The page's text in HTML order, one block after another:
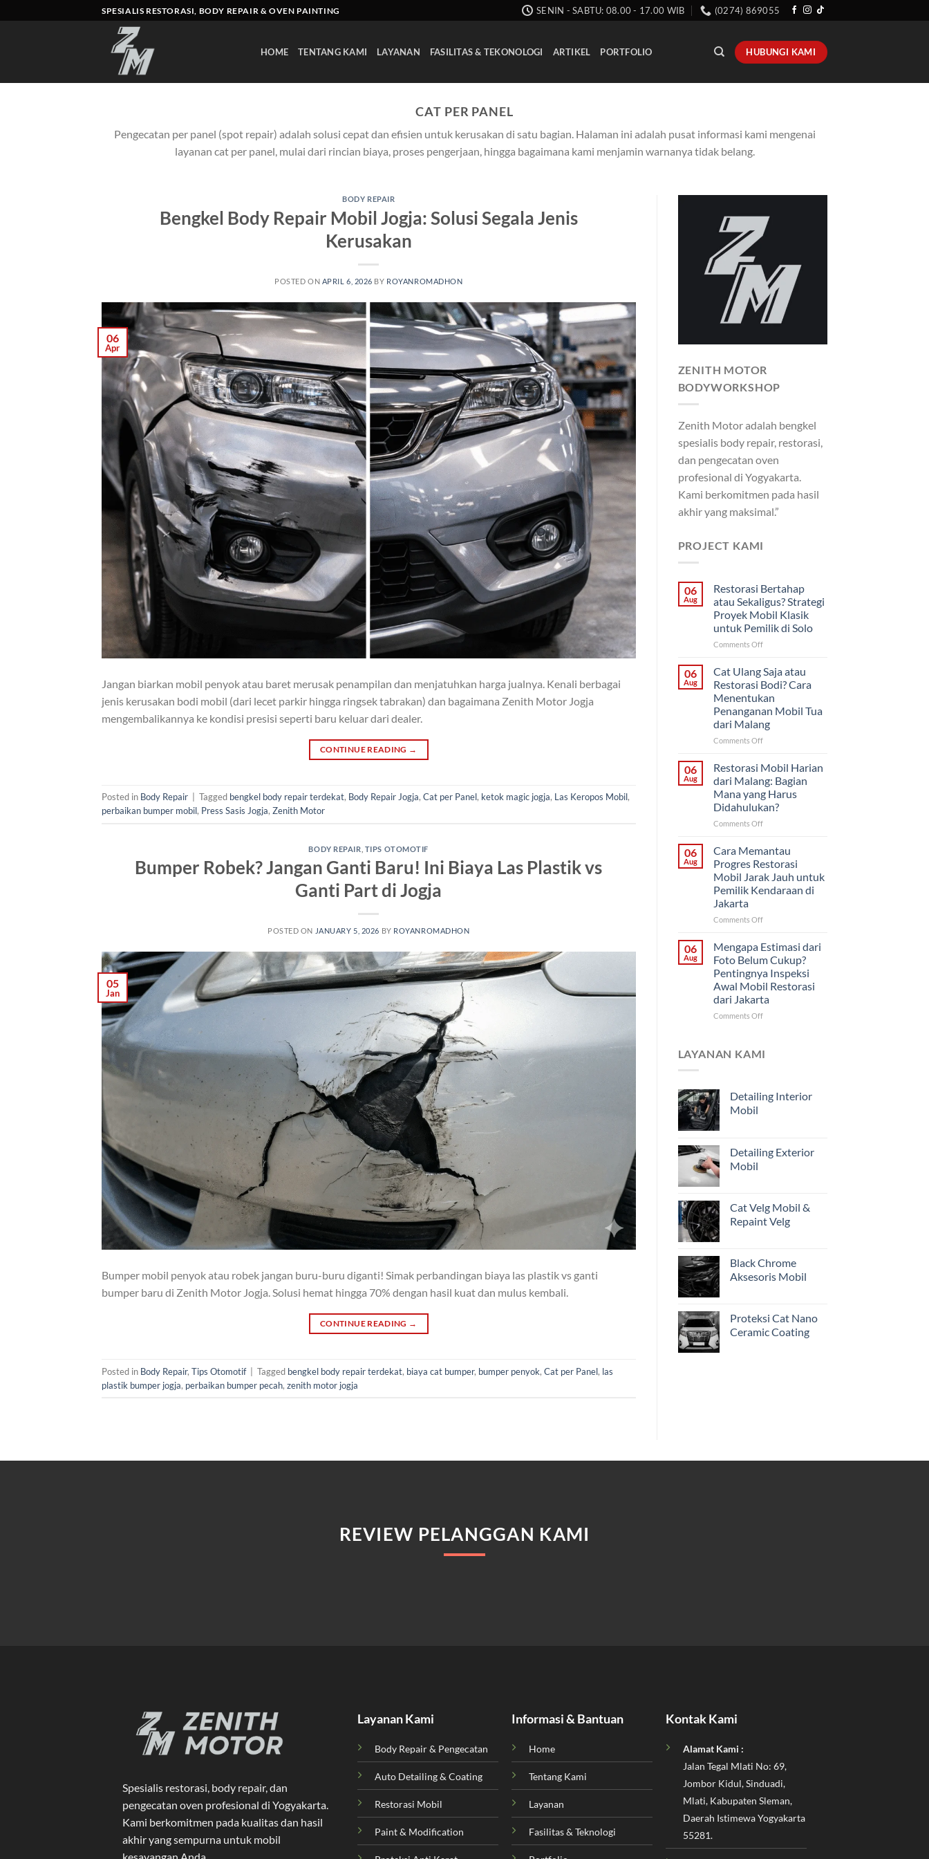
to
SPESIALIS RESTORASI, BODY REPAIR & OVEN PAINTING SENIN - SABTU: 08.00 - 17.00 WIB (0274) 869055
HOME TENTANG KAMI LAYANAN FASILITAS & TEKONOLOGI ARTIKEL PORTFOLIO HUBUNGI KAMI
CAT PER PANEL
Pengecatan per panel (spot repair) adalah solusi cepat dan efisien untuk kerusakan di satu bagian. Halaman ini adalah pusat informasi kami mengenai
layanan cat per panel, mulai dari rincian biaya, proses pengerjaan, hingga bagaimana kami menjamin warnanya tidak belang.
BODY REPAIR
Bengkel Body Repair Mobil Jogja: Solusi Segala Jenis
Kerusakan
POSTED ON APRIL 6, 2026 BY ROYANROMADHON
06
Apr
Jangan biarkan mobil penyok atau baret merusak penampilan dan menjatuhkan harga jualnya. Kenali berbagai
jenis kerusakan bodi mobil (dari lecet parkir hingga ringsek tabrakan) dan bagaimana Zenith Motor Jogja
mengembalikannya ke kondisi presisi seperti baru keluar dari dealer.
CONTINUE READING →
Posted in Body Repair Tagged bengkel body repair terdekat, Body Repair Jogja, Cat per Panel, ketok magic jogja, Las Keropos Mobil,
perbaikan bumper mobil, Press Sasis Jogja, Zenith Motor
BODY REPAIR TIPS OTOMOTIF
Bumper Robek? Jangan Ganti Baru! Ini Biaya Las Plastik vs
Ganti Part di Jogja
POSTED ON JANUARY 5, 2026 BY ROYANROMADHON
05
Jan
Bumper mobil penyok atau robek jangan buru-buru diganti! Simak perbandingan biaya las plastik vs ganti
bumper baru di Zenith Motor Jogja. Solusi hemat hingga 70% dengan hasil kuat dan mulus kembali.
CONTINUE READING →
Posted in Body Repair, Tips Otomotif | Tagged bengkel body repair terdekat, biaya cat bumper, bumper penyok, Cat per Panel, las
plastik bumper jogja, perbaikan bumper pecah, zenith motor jogja
ZENITH MOTOR
BODYWORKSHOP
Zenith Motor adalah bengkel
spesialis body repair, restorasi,
dan pengecatan oven
profesional di Yogyakarta.
Kami berkomitmen pada hasil
akhir yang maksimal.”
PROJECT KAMI
06
Aug
Restorasi Bertahap
atau Sekaligus? Strategi
Proyek Mobil Klasik
untuk Pemilik di Solo
Comments Offon
Bertahap
atau
Sekaligus?
Strategi
Proyek
Mobil
Klasik
di
Solo
06
Aug
Cat Ulang Saja atau
Restorasi Bodi? Cara
Menentukan
Penanganan Mobil Tua
dari Malang
Comments Offon
Ulang
Saja
atau
Restorasi
Bodi?
Cara
Mobil
Tua
dari
Malang
06
Aug
Restorasi Mobil Harian
dari Malang: Bagian
Mana yang Harus
Didahulukan?
Comments Offon
Mobil
Harian
dari
Malang:
Bagian
yang
06
Aug
Cara Memantau
Progres Restorasi
Mobil Jarak Jauh untuk
Pemilik Kendaraan di
Jakarta
Comments Offon
Memantau
Progres
Restorasi
Mobil
Jarak
Jauh
untuk
Jakarta
06
Aug
Mengapa Estimasi dari
Foto Belum Cukup?
Pentingnya Inspeksi
Awal Mobil Restorasi
dari Jakarta
Comments Offon
dari
Pentingnya
dari
LAYANAN KAMI
Detailing Interior
Mobil
Detailing Exterior
Mobil
Cat Velg Mobil &
Repaint Velg
Black Chrome
Aksesoris Mobil
Proteksi Cat Nano
Ceramic Coating
REVIEW PELANGGAN KAMI
Spesialis restorasi, body repair, dan
pengecatan oven profesional di Yogyakarta.
Kami berkomitmen pada kualitas dan hasil
akhir yang sempurna untuk mobil
Layanan Kami
Body Repair & Pengecatan
Auto Detailing & Coating
Restorasi Mobil
Paint & Modification
Informasi & Bantuan
Home
Tentang Kami
Layanan
Fasilitas & Teknologi
Kontak Kami
Alamat Kami :
Jalan Tegal Mlati No: 69,
Jombor Kidul, Sinduadi,
Mlati, Kabupaten Sleman,
Daerah Istimewa Yogyakarta
55281.